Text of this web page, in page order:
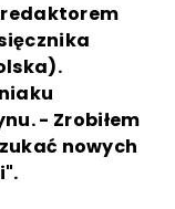
redaktorem
- Zrobiłem
nowych